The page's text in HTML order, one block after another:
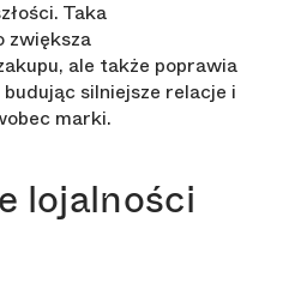
Taka
zwiększa
ale także poprawia
silniejsze relacje i
marki.
lojalności